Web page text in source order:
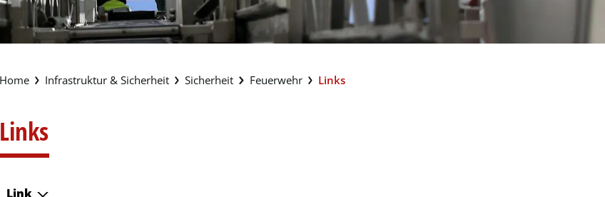
Infrastruktur & Sicherheit Sicherheit Feuerwehr Links(ausgewählt)
Links
Link